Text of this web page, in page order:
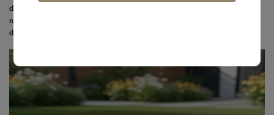
de segurança, materiais duradouros e fornecedores fiáveis. Concentre-se
nestes factores para garantir que o seu investimento dura e tem o
desempenho esperado, e não apenas em obter o preço mais baixo.